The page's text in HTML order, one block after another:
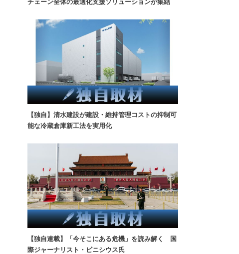
【独自】清水建設が建設・維持管理コストの抑制可
能な冷蔵倉庫新工法を実用化
【独自連載】「今そこにある危機」を読み解く 国
際ジャーナリスト・ビニシウス氏